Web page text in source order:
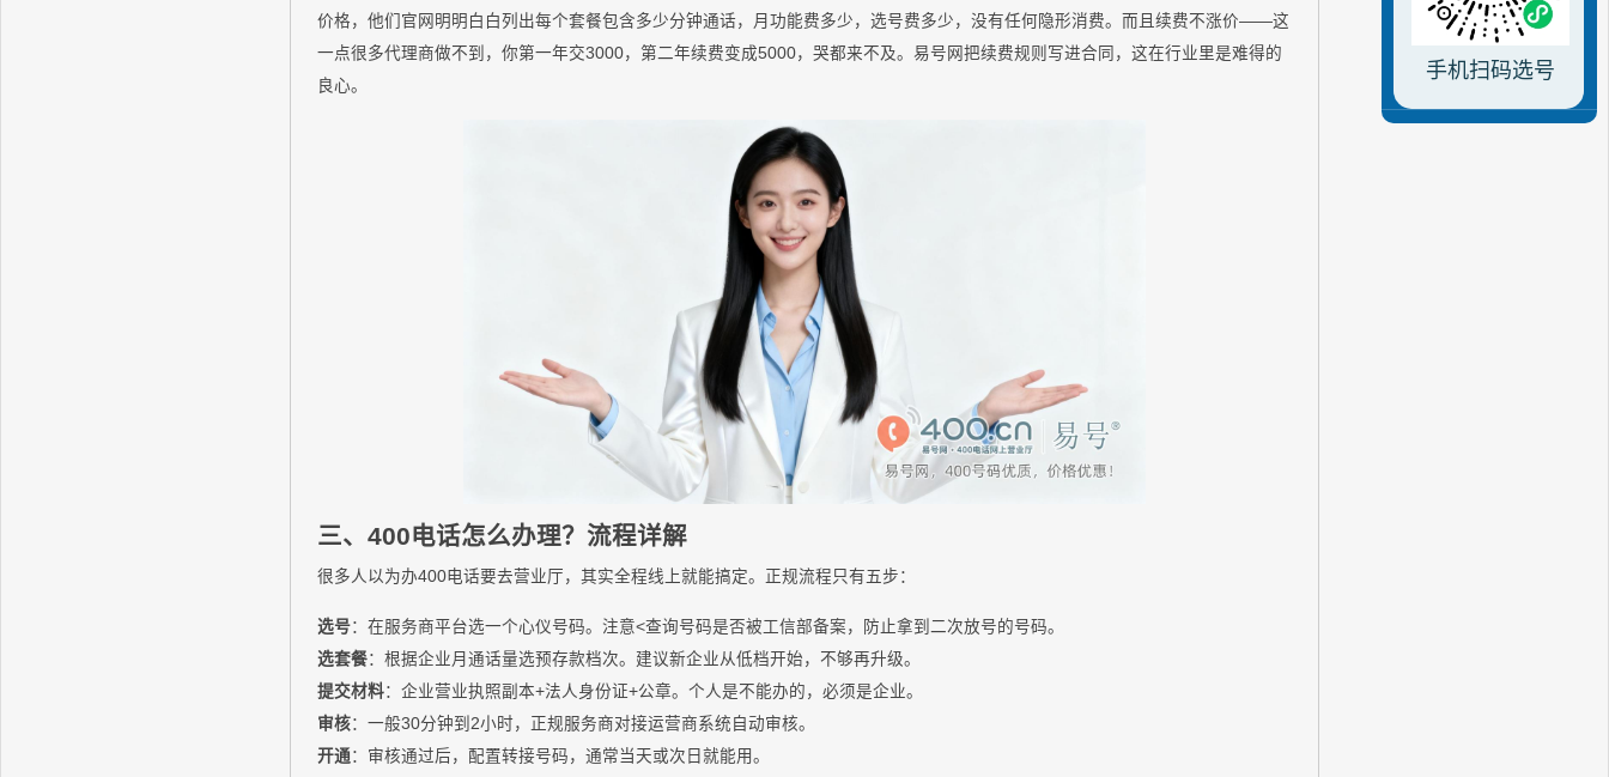
价格，他们官网明明白白列出每个套餐包含多少分钟通话，月功能费多少，选号费多少，没有任何隐形消费。而且续费不涨价——这
一点很多代理商做不到，你第一年交3000，第二年续费变成5000，哭都来不及。易号网把续费规则写进合同，这在行业里是难得的
良心。
三、400电话怎么办理？流程详解
很多人以为办400电话要去营业厅，其实全程线上就能搞定。正规流程只有五步：
选号：在服务商平台选一个心仪号码。注意<查询号码是否被工信部备案，防止拿到二次放号的号码。
选套餐：根据企业月通话量选预存款档次。建议新企业从低档开始，不够再升级。
提交材料：企业营业执照副本+法人身份证+公章。个人是不能办的，必须是企业。
审核：一般30分钟到2小时，正规服务商对接运营商系统自动审核。
开通 ：审核通过后，配置转接号码，通常当天或次日就能用。
手机扫码选号